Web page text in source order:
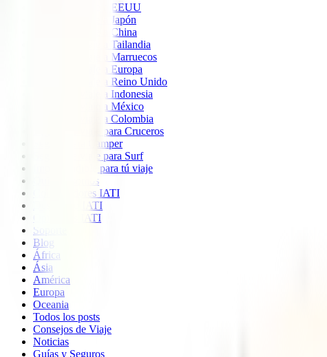
Seguro de viaje a EEUU
Seguro de viaje a Japón
Seguro de viaje a China
Seguro de viaje a Tailandia
Seguro de viaje a Marruecos
Seguro de viaje a Europa
Seguro de viaje a Reino Unido
Seguro de viaje a Indonesia
Seguro de viaje a México
Seguro de viaje a Colombia
Seguro de viaje para Cruceros
Seguro para Camper
Seguro de viaje para Surf
Imprescindible para tú viaje
Quiénes somos
Colaboradores IATI
Descuento IATI
Opiniones IATI
Soporte
Blog
África
Ásia
América
Europa
Oceania
Todos los posts
Consejos de Viaje
Noticias
Guías y Seguros